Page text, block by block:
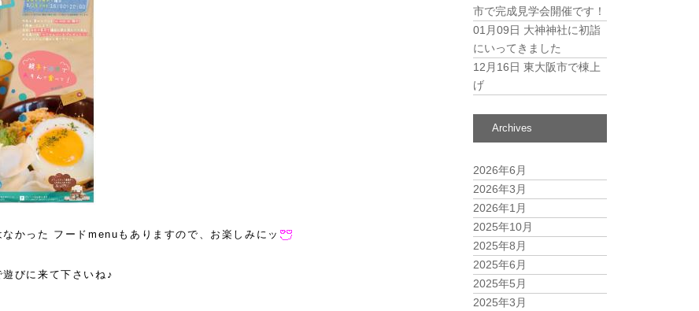
かった フードmenuもありますので、お楽しみにッ
びに来て下さいね♪
市で完成見学会開催です！
01月09日 大神神社に初詣
にいってきました
12月16日 東大阪市で棟上
げ
Archives
2026年6月
2026年3月
2026年1月
2025年10月
2025年8月
2025年6月
2025年5月
2025年3月